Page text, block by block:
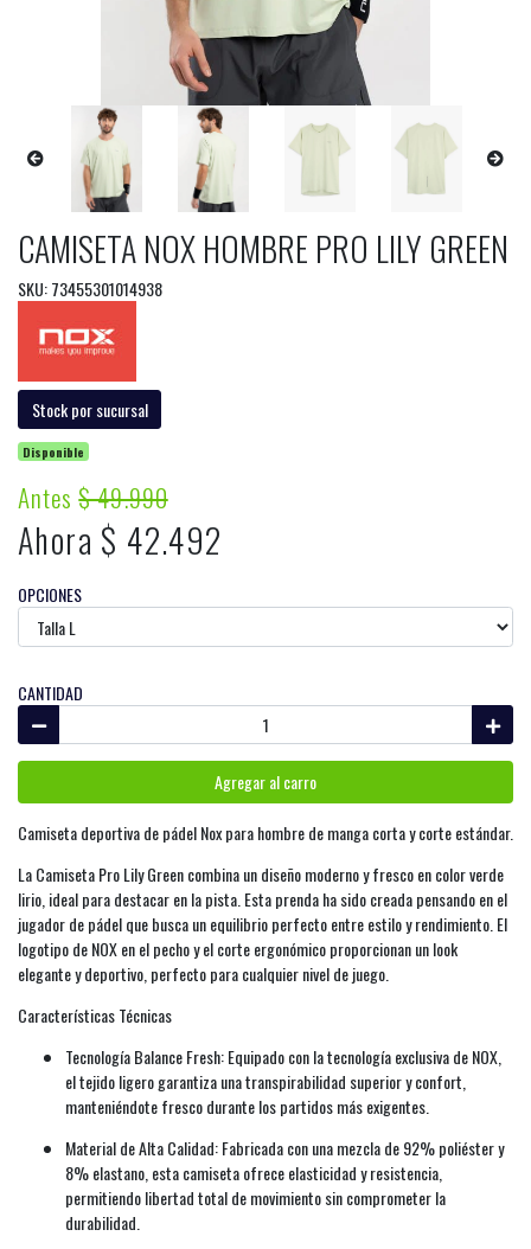
CAMISETA NOX HOMBRE PRO LILY GREEN
SKU: 73455301014938
Stock por sucursal
Disponible
Antes$ 49.990
Ahora $ 42.492
OPCIONES
CANTIDAD
Agregar al carro
Camiseta deportiva de pádel Nox para hombre de manga corta y corte estándar.
La Camiseta Pro Lily Green combina un diseño moderno y fresco en color verde
lirio, ideal para destacar en la pista. Esta prenda ha sido creada pensando en el
jugador de pádel que busca un equilibrio perfecto entre estilo y rendimiento. El
logotipo de NOX en el pecho y el corte ergonómico proporcionan un look
elegante y deportivo, perfecto para cualquier nivel de juego.
Características Técnicas
Tecnología Balance Fresh: Equipado con la tecnología exclusiva de NOX,
el tejido ligero garantiza una transpirabilidad superior y confort,
manteniéndote fresco durante los partidos más exigentes.
Material de Alta Calidad: Fabricada con una mezcla de 92% poliéster y
8% elastano, esta camiseta ofrece elasticidad y resistencia,
permitiendo libertad total de movimiento sin comprometer la
durabilidad.